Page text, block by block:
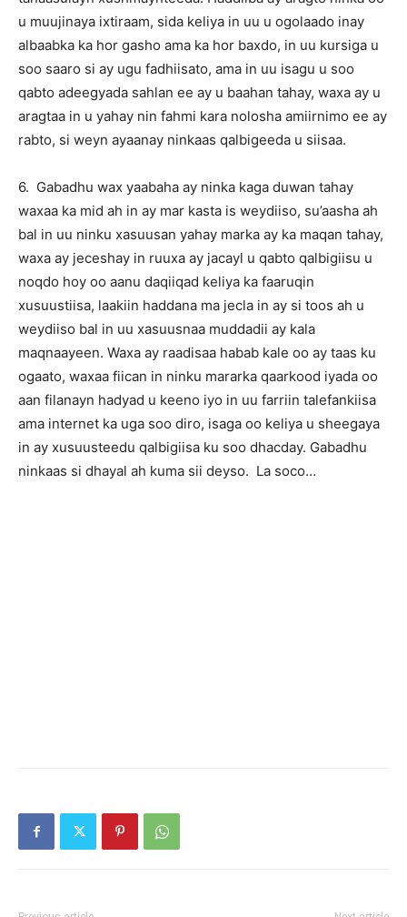
u muujinaya ixtiraam, sida keliya in uu u ogolaado inay
albaabka ka hor gasho ama ka hor baxdo, in uu kursiga u
soo saaro si ay ugu fadhiisato, ama in uu isagu u soo
qabto adeegyada sahlan ee ay u baahan tahay, waxa ay u
aragtaa in u yahay nin fahmi kara nolosha amiirnimo ee ay
rabto, si weyn ayaanay ninkaas qalbigeeda u siisaa.
6. Gabadhu wax yaabaha ay ninka kaga duwan tahay
waxaa ka mid ah in ay mar kasta is weydiiso, su’aasha ah
bal in uu ninku xasuusan yahay marka ay ka maqan tahay,
waxa ay jeceshay in ruuxa ay jacayl u qabto qalbigiisu u
noqdo hoy oo aanu daqiiqad keliya ka faaruqin
xusuustiisa, laakiin haddana ma jecla in ay si toos ah u
weydiiso bal in uu xasuusnaa muddadii ay kala
maqnaayeen. Waxa ay raadisaa habab kale oo ay taas ku
ogaato, waxaa fiican in ninku mararka qaarkood iyada oo
aan filanayn hadyad u keeno iyo in uu farriin talefankiisa
ama internet ka uga soo diro, isaga oo keliya u sheegaya
in ay xusuusteedu qalbigiisa ku soo dhacday. Gabadhu
ninkaas si dhayal ah kuma sii deyso. La soco…